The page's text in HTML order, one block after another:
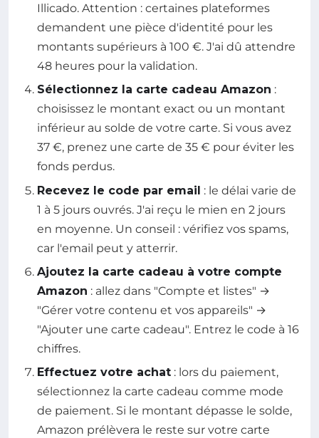
Illicado. Attention : certaines plateformes
demandent une pièce d'identité pour les
montants supérieurs à 100 €. J'ai dû attendre
48 heures pour la validation.
Sélectionnez la carte cadeau Amazon :
choisissez le montant exact ou un montant
inférieur au solde de votre carte. Si vous avez
37 €, prenez une carte de 35 € pour éviter les
fonds perdus.
Recevez le code par email : le délai varie de
1 à 5 jours ouvrés. J'ai reçu le mien en 2 jours
en moyenne. Un conseil : vérifiez vos spams,
car l'email peut y atterrir.
Ajoutez la carte cadeau à votre compte
Amazon : allez dans "Compte et listes" →
"Gérer votre contenu et vos appareils" →
"Ajouter une carte cadeau". Entrez le code à 16
chiffres.
Effectuez votre achat : lors du paiement,
sélectionnez la carte cadeau comme mode
de paiement. Si le montant dépasse le solde,
Amazon prélèvera le reste sur votre carte